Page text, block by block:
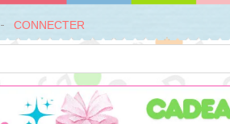
CONNECTER